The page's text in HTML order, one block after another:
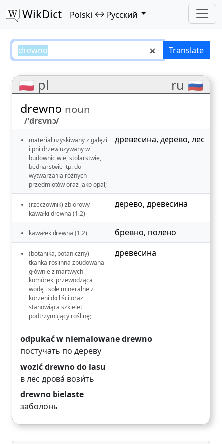
WikDict Polski ↔ Русский
drewno – Polski–РусскийTranslate
🇵🇱 pl ru 🇷🇺
drewno noun
/ˈdrɛvnɔ/
materiał uzyskiwany z gałęzi
i pni drzew używany w
budownictwie, stolarstwie,
bednarstwie itp. do
wytwarzania różnych
przedmiotów oraz jako opał;
древесина, дерево, лес
(rzeczownik) zbiorowy
kawałki drewna (1.2)
дерево, древесина
kawałek drewna (1.2) бревно, полено
(botanika, botaniczny)
tkanka roślinna zbudowana
głównie z martwych
komórek, przewodząca
wodę i sole mineralne z
korzeni do liści oraz
stanowiąca szkielet
podtrzymujący roślinę;
древесина
odpukać w niemalowane drewno
постучать по дереву
wozić drewno do lasu
в лес дрова́ вози́ть
drewno bielaste
заболонь